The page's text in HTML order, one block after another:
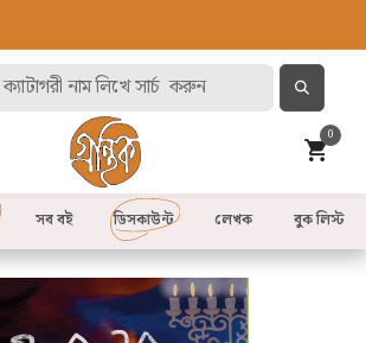
0
সব বই লেখক
ডিসকাউন্ট বুক লিস্ট